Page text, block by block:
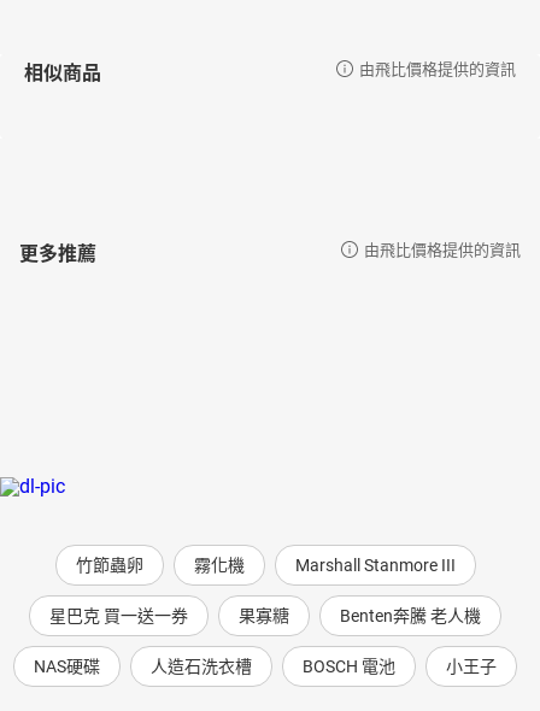
相似商品 由飛比價格提供的資訊
更多推薦 由飛比價格提供的資訊
竹節蟲卵 霧化機 Marshall Stanmore III
星巴克 買一送一券 果寡糖 Benten奔騰 老人機
NAS硬碟 人造石洗衣槽 BOSCH 電池 小王子